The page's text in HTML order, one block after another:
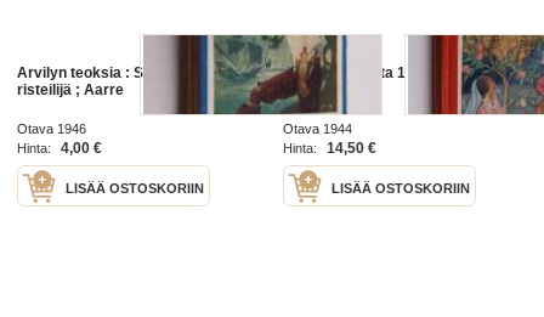
Arvilyn teoksia : Suomenlahden
risteilijä ; Aarre
Otava 1946
Hinta:
4,00 €
LISÄÄ OSTOSKORIIN
Arvilyn tarinoita 1
Otava 1944
Hinta:
14,50 €
LISÄÄ OSTOSKORIIN